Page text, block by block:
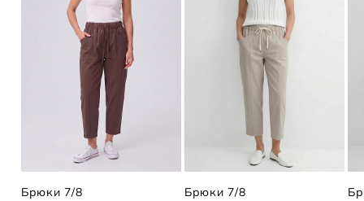
Брюки 7/8
Брюки 7/8